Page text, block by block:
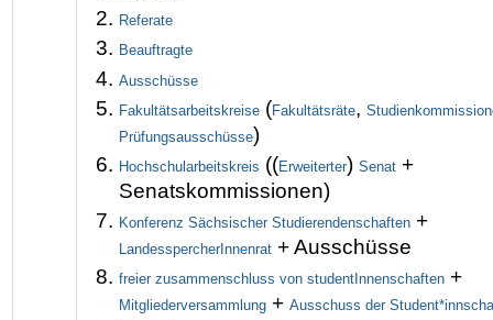
Referate
Beauftragte
Ausschüsse
Fakultätsarbeitskreise (Fakultätsräte,
Prüfungsausschüsse)
Hochschularbeitskreis ((Erweiterter)Senat +
Senatskommissionen)
Konferenz Sächsischer Studierendenschaften +
LandesspercherInnenrat + Ausschüsse
freier zusammenschluss von studentInnenschaften +
Mitgliederversammlung +Ausschuss der